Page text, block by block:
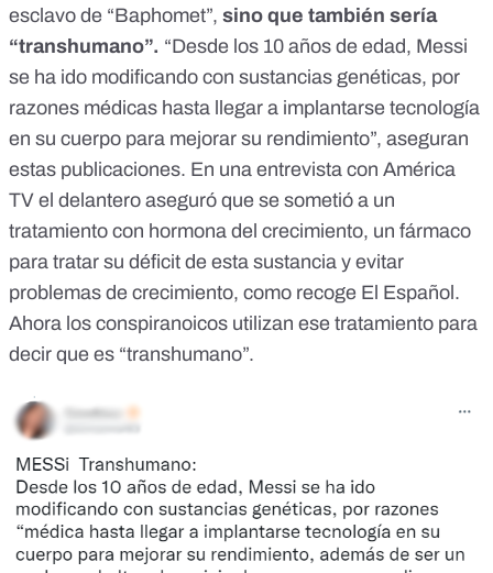
esclavo de “Baphomet”, sino que también sería
“transhumano”. “Desde los 10 años de edad, Messi
se ha ido modificando con sustancias genéticas, por
razones médicas hasta llegar a implantarse tecnología
en su cuerpo para mejorar su rendimiento”, aseguran
estas publicaciones. En una entrevista con América
TV el delantero aseguró que se sometió a un
tratamiento con hormona del crecimiento, un fármaco
para tratar su déficit de esta sustancia y evitar
problemas de crecimiento, como recoge El Español.
Ahora los conspiranoicos utilizan ese tratamiento para
decir que es “transhumano”.